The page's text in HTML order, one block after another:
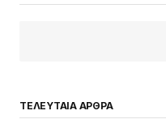
ΤΕΛΕΥΤΑΙΑ ΑΡΘΡΑ